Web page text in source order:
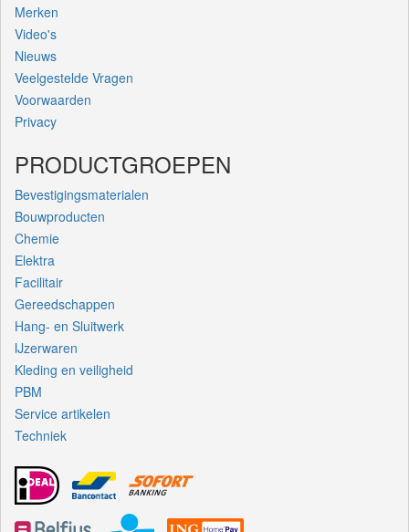
Merken
Video's
Nieuws
Veelgestelde Vragen
Voorwaarden
Privacy
PRODUCTGROEPEN
Bevestigingsmaterialen
Bouwproducten
Chemie
Elektra
Facilitair
Gereedschappen
Hang- en Sluitwerk
IJzerwaren
Kleding en veiligheid
PBM
Service artikelen
Techniek